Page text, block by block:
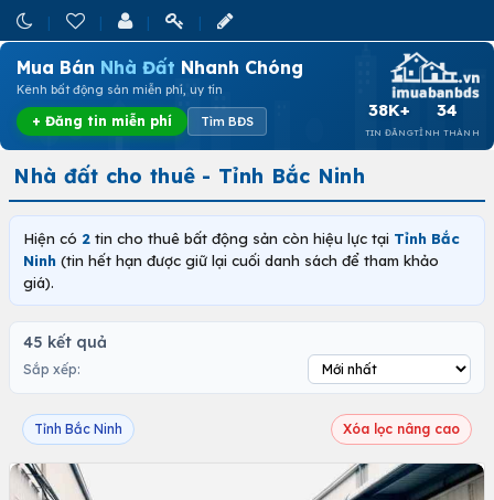
Mua Bán Nhà Đất Nhanh Chóng
Kênh bất động sản miễn phí, uy tín
+ Đăng tin miễn phí Tìm BĐS
38K+
TIN ĐĂNG
34
TỈNH THÀNH
Nhà đất cho thuê - Tỉnh Bắc Ninh
Hiện có 2 tin cho thuê bất động sản còn hiệu lực tại Tỉnh Bắc
Ninh (tin hết hạn được giữ lại cuối danh sách để tham khảo
giá).
45 kết quả
Sắp xếp:
Tỉnh Bắc Ninh Xóa lọc nâng cao